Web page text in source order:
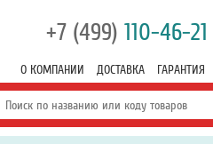
+7 (499) 110-46-21
О КОМПАНИИ ДОСТАВКА ГАРАНТИЯ